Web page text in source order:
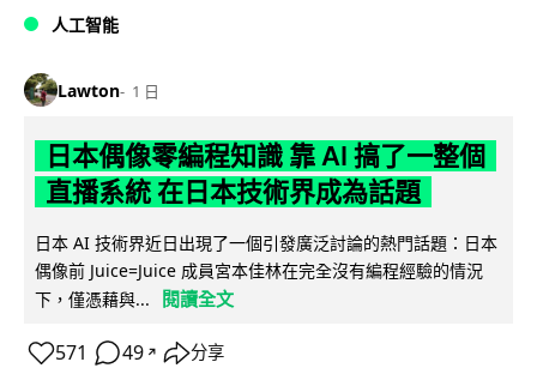
人工智能
Lawton 1 日
日本偶像零編程知識 靠 AI 搞了一整個
直播系統 在日本技術界成為話題
日本 AI 技術界近日出現了一個引發廣泛討論的熱門話題：日本
偶像前 Juice=Juice 成員宮本佳林在完全沒有編程經驗的情況
下，僅憑藉與...
閱讀全文
571 49 ↗ 分享